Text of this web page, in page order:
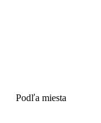
Podľa miesta